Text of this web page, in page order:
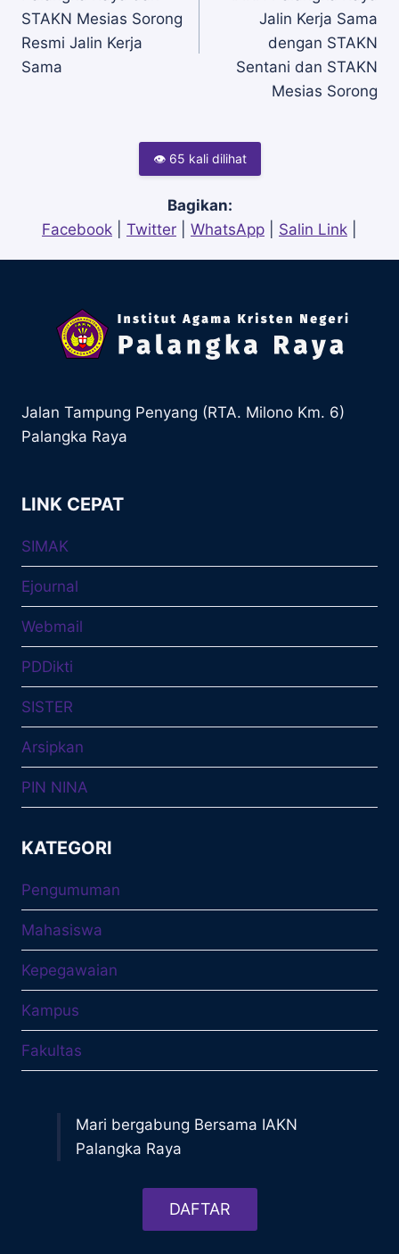
STAKN Mesias Sorong
Resmi Jalin Kerja
Sama
Jalin Kerja Sama
dengan STAKN
Sentani dan STAKN
Mesias Sorong
👁 65 kali dilihat
Bagikan:
Facebook
Twitter WhatsApp Salin Link
Jalan Tampung Penyang (RTA. Milono Km. 6)
Palangka Raya
LINK CEPAT
SIMAK
Ejournal
Webmail
PDDikti
SISTER
Arsipkan
PIN NINA
KATEGORI
Pengumuman
Mahasiswa
Kepegawaian
Kampus
Fakultas
Mari bergabung Bersama IAKN
Palangka Raya
DAFTAR